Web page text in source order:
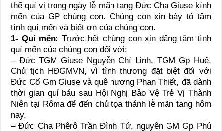
thể quí vị trong ngày lễ mãn tang Đức Cha Giuse kính
mến của GP chúng con. Chúng con xin bày tỏ tâm
tình quí mến và biết ơn của chúng con.
1- Quí mến: Trước hết chúng con xin dâng tâm tình
quí mến của chúng con đối với:
– Đức TGM Giuse Nguyễn Chí Linh, TGM Gp Huế,
Chủ tịch HĐGMVN, vì tình thương đặt biệt đối với
Đức Cố Gm Giuse và quê hương Phan Thiết, đã dành
thời gian quí báu sau Hội Nghị Bảo Vệ Trẻ Vị Thành
Niên tại Rôma để đến chủ tọa thánh lễ mãn tang hôm
nay.
– Đức Cha Phêrô Trần Đình Tứ, nguyên GM Gp Phú